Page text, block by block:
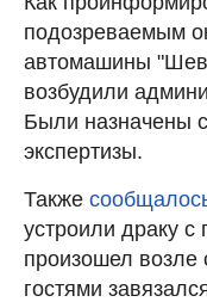
подозреваемым
автомашины
возбудили
Были назначены
экспертизы.
Также
устроили драку
произошел возле
гостями